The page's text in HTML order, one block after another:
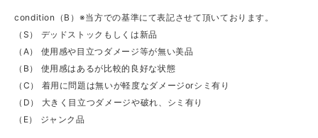
condition（B）※当方での基準にて表記させて頂いております。
（S） デッドストックもしくは新品
（A） 使用感や目立つダメージ等が無い美品
（B） 使用感はあるが比較的良好な状態
（C） 着用に問題は無いが軽度なダメージorシミ有り
（D） 大きく目立つダメージや破れ、シミ有り
（E） ジャンク品